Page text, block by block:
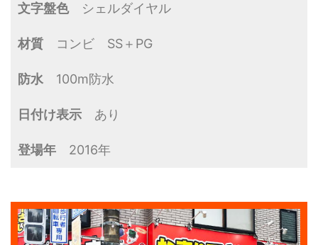
文字盤色シェルダイヤル
材質 コンビ SS＋PG
防水 100m防水
日付け表示 あり
登場年 2016年